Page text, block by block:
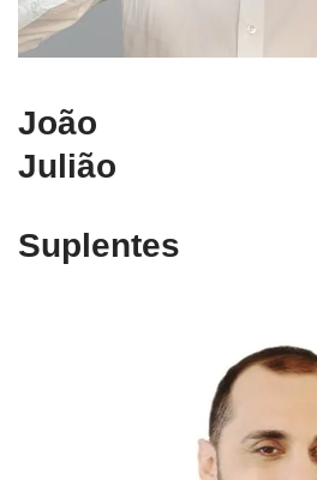
João
Julião
Suplentes